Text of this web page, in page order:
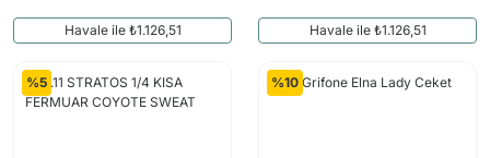
Havale ile ₺1.126,51 Havale ile ₺1.126,51
%5 %10